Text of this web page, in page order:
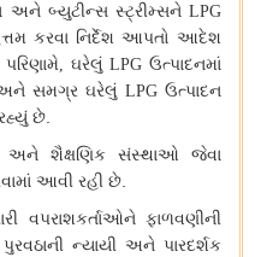
અને બ્યુટીન્સ સ્ટ્રીમ્સને LPG
કરવા નિર્દેશ આપતો આદેશ
પરિણામે, ઘરેલું LPG ઉત્પાદનમાં
સમગ્ર ઘરેલું LPGઉત્પાદન
છે.
અને શૈક્ષણિક સંસ્થાઓ
જેવા
આવી રહી છે.
વપરાશકર્તાઓને ફાળવણીની
પુરવઠાની ન્યાયી અને પારદર્શક